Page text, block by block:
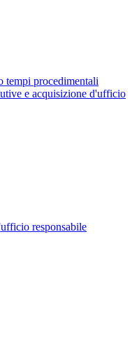
tempi procedimentali
e acquisizione d'ufficio
responsabile